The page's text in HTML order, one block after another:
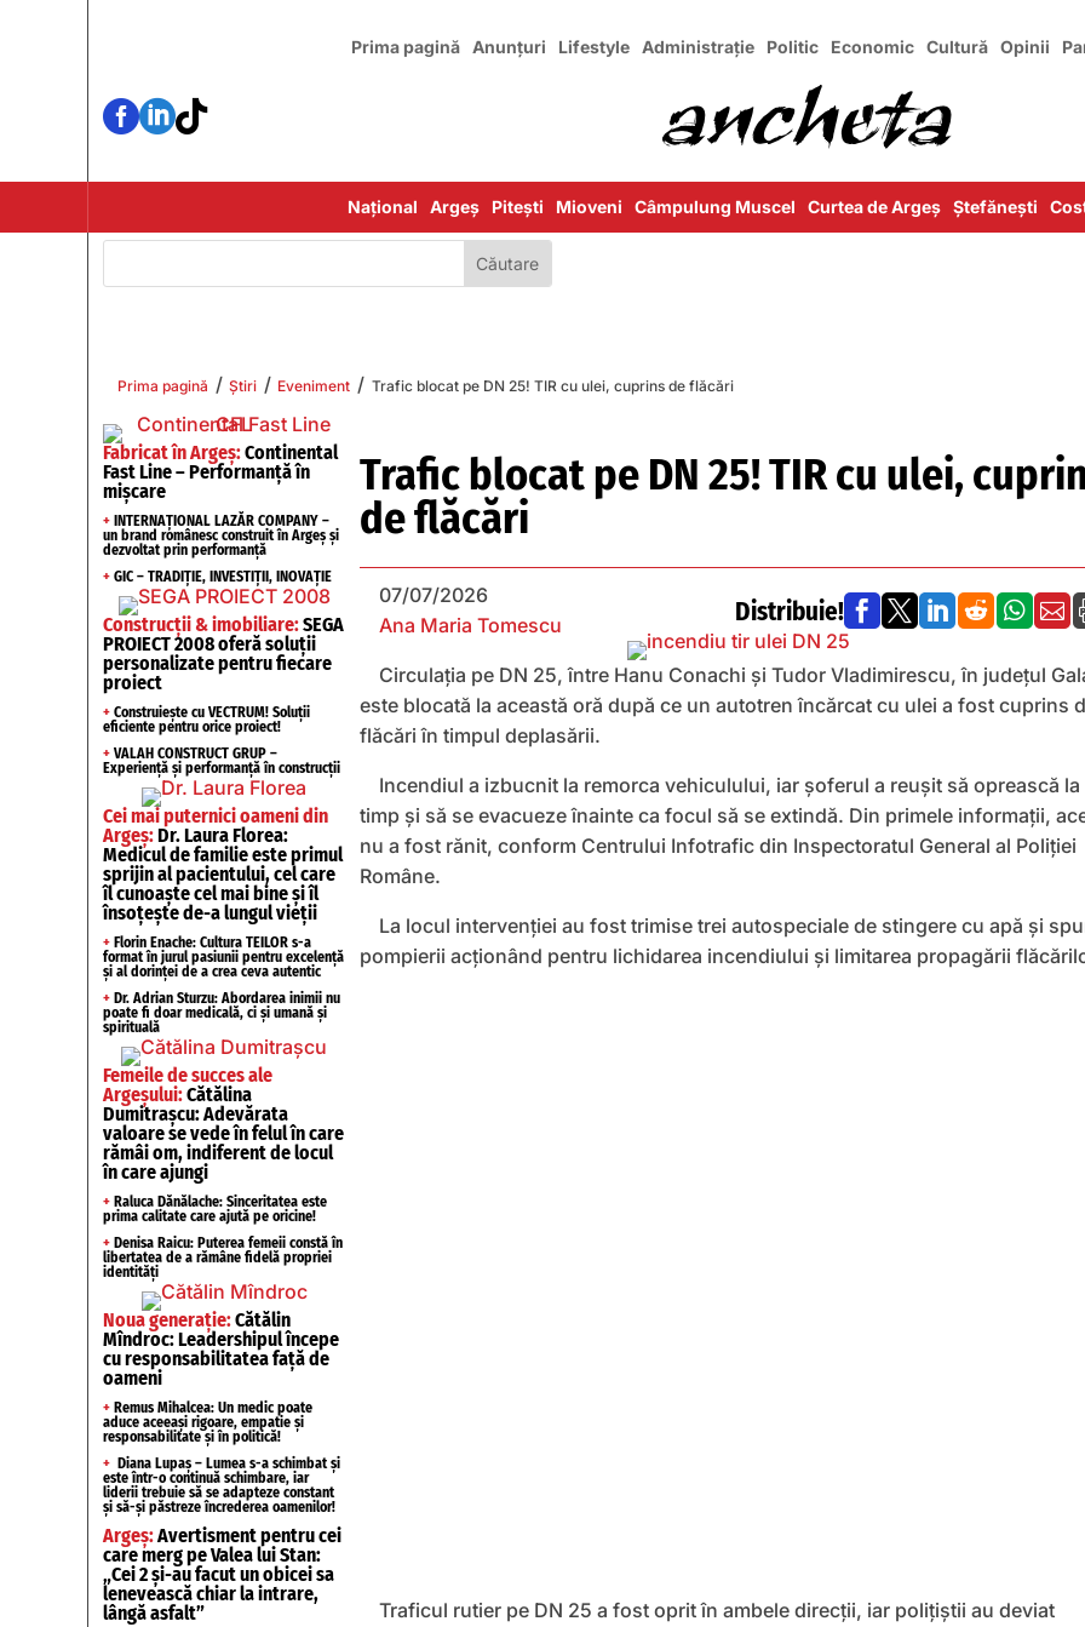
Prima pagină Anunțuri Lifestyle Administrație Politic Economic Cultură Opinii

Național Argeș Pitești Mioveni Câmpulung Muscel Curtea de Argeș Ștefănești
Prima pagină / Știri / Eveniment / Trafic blocat pe DN 25! TIR cu ulei, cuprins de flăcări
Fabricat în Argeș:Continental
Fast Line – Performanță în
mișcare
+ INTERNAȚIONAL LAZĂR COMPANY –
un brand românesc construit în Argeș și
dezvoltat prin performanță
+ GIC – TRADIȚIE, INVESTIȚII, INOVAȚIE
Construcții & imobiliare:SEGA
PROIECT 2008 oferă soluții
personalizate pentru fiecare
proiect
+ Construiește cu VECTRUM! Soluții
eficiente pentru orice proiect!
+ VALAH CONSTRUCT GRUP –
Experiență și performanță în construcții
Cei mai puternici oameni din
Argeș:Dr. Laura Florea:
Medicul de familie este primul
sprijin al pacientului, cel care
îl cunoaște cel mai bine și îl
însoțește de-a lungul vieții
+ Florin Enache: Cultura TEILOR s-a
format în jurul pasiunii pentru excelență
și al dorinței de a crea ceva autentic
+ Dr. Adrian Sturzu: Abordarea inimii nu
poate fi doar medicală, ci și umană și
spirituală
Femeile de succes ale
Argeșului:Cătălina
Dumitrașcu: Adevărata
valoare se vede în felul în care
rămâi om, indiferent de locul
în care ajungi
+ Raluca Dănălache: Sinceritatea este
prima calitate care ajută pe oricine!
+ Denisa Raicu: Puterea femeii constă în
libertatea de a rămâne fidelă propriei
identități
Noua generație:Cătălin
Mîndroc: Leadershipul începe
cu responsabilitatea față de
oameni
+ Remus Mihalcea: Un medic poate
aduce aceeași rigoare, empatie și
responsabilitate și în politică!
+ Diana Lupaș – Lumea s-a schimbat și
este într-o continuă schimbare, iar
liderii trebuie să se adapteze constant
și să-și păstreze încrederea oamenilor!
Argeș:Avertisment pentru cei
care merg pe Valea lui Stan:
„Cei 2 și-au facut un obicei sa
lenevească chiar la intrare,
lângă asfalt”
Trafic blocat pe DN 25! TIR cu ulei,
de flăcări
07/07/2026
Ana Maria Tomescu
Distribuie!      
Circulația pe DN 25, între Hanu Conachi și Tudor Vladimirescu, în județul
este blocată la această oră după ce un autotren încărcat cu ulei a fost cuprins
flăcări în timpul deplasării.
Incendiul a izbucnit la remorca vehiculului, iar șoferul a reușit să oprească la
timp și să se evacueze înainte ca focul să se extindă. Din primele informații,
nu a fost rănit, conform Centrului Infotrafic din Inspectoratul General al Poliției
Române.
La locul intervenției au fost trimise trei autospeciale de stingere cu apă și
pompierii acționând pentru lichidarea incendiului și limitarea propagării
Traficul rutier pe DN 25 a fost oprit în ambele direcții, iar polițiștii au deviat